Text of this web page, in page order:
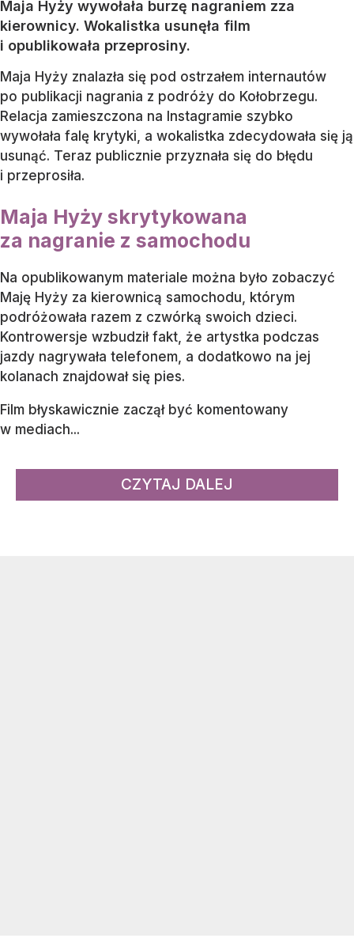
Maja Hyży wywołała burzę nagraniem zza
kierownicy. Wokalistka usunęła film
i opublikowała przeprosiny.
Maja Hyży znalazła się pod ostrzałem internautów
po publikacji nagrania z podróży do Kołobrzegu.
Relacja zamieszczona na Instagramie szybko
wywołała falę krytyki, a wokalistka zdecydowała się ją
usunąć. Teraz publicznie przyznała się do błędu
i przeprosiła.
Maja Hyży skrytykowana
za nagranie z samochodu
Na opublikowanym materiale można było zobaczyć
Maję Hyży za kierownicą samochodu, którym
podróżowała razem z czwórką swoich dzieci.
Kontrowersje wzbudził fakt, że artystka podczas
jazdy nagrywała telefonem, a dodatkowo na jej
kolanach znajdował się pies.
Film błyskawicznie zaczął być komentowany
w mediach...
CZYTAJ DALEJ